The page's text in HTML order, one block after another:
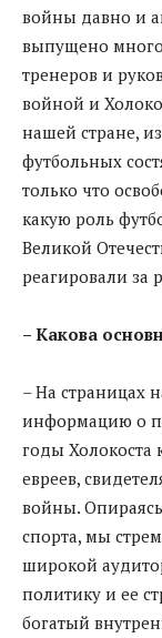
войны давно и
выпущено
тренеров и
войной и
нашей стране,
футбольных
только что
какую роль
Великой
реагировали за
– Какова
– На страницах
информацию о
годы Холокоста
евреев,
войны.
спорта, мы
широкой
политику и ее
богатый